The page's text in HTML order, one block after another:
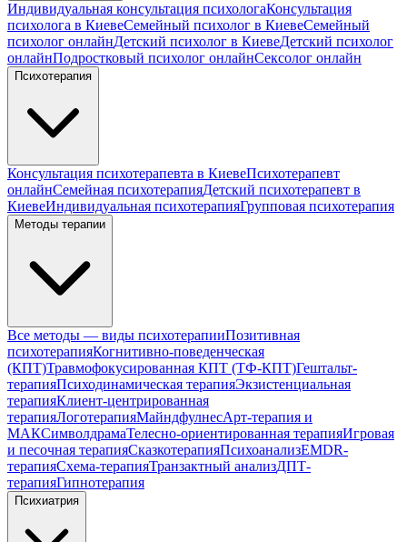
Индивидуальная консультация психологаКонсультация
психолога в КиевеСемейный психолог в КиевеСемейный
психолог онлайнДетский психолог в КиевеДетский психолог
онлайнПодростковый психолог онлайнСексолог онлайн
Психотерапия
Консультация психотерапевта в КиевеПсихотерапевт
онлайнСемейная психотерапияДетский психотерапевт в
КиевеИндивидуальная психотерапияГрупповая психотерапия
Методы терапии
Все методы — виды психотерапииПозитивная
психотерапияКогнитивно-поведенческая
(КПТ)Травмофокусированная КПТ (ТФ-КПТ)Гештальт-
терапияПсиходинамическая терапияЭкзистенциальная
терапияКлиент-центрированная
терапияЛоготерапияМайндфулнесАрт-терапия и
МАКСимволдрамаТелесно-ориентированная терапияИгровая
и песочная терапияСказкотерапияПсихоанализEMDR-
терапияСхема-терапияТранзактный анализДПТ-
терапияГипнотерапия
Психиатрия